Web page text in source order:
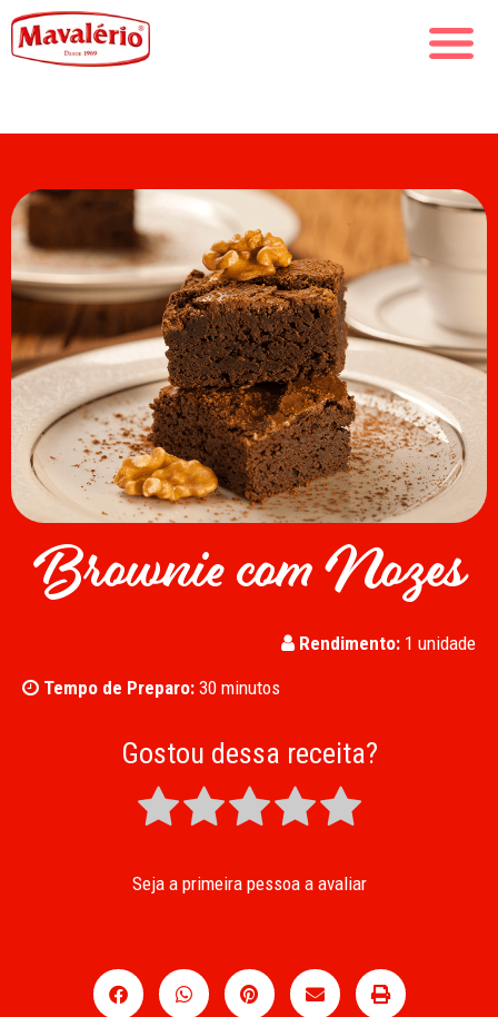
Brownie com Nozes
Rendimento: 1 unidade
Tempo de Preparo: 30 minutos
Gostou dessa receita?
Seja a primeira pessoa a avaliar